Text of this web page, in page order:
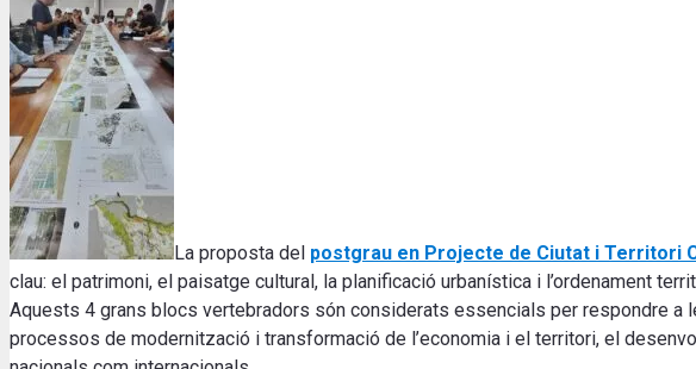
La proposta del postgrau en Projecte de Ciutat i Territori
clau: el patrimoni, el paisatge cultural, la planificació urbanística i l’ordenament
Aquests 4 grans blocs vertebradors són considerats essencials per respondre
processos de modernització i transformació de l’economia i el territori, el